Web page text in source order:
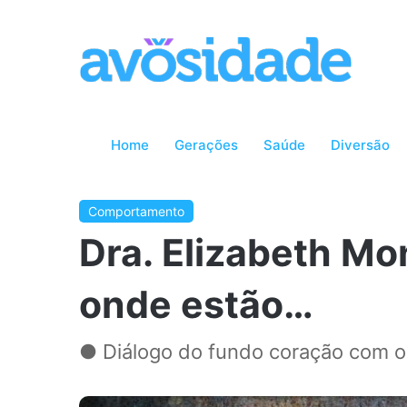
Home Gerações Saúde Diversão
Comportamento
Dra. Elizabeth
onde estão…
● Diálogo do fundo coração com